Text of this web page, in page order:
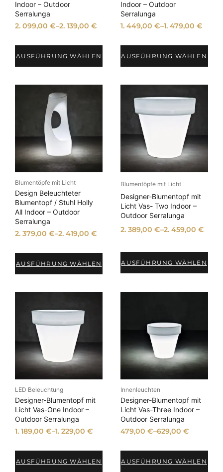
Indoor – Outdoor
Serralunga
2. 099,00€–2. 139,00€
AUSFÜHRUNG WÄHLEN
Indoor – Outdoor
Serralunga
1. 449,00 €–1. 479,00 €
AUSFÜHRUNG WÄHLEN
Blumentöpfe mit Licht
Design Beleuchteter
Blumentopf / Stuhl Holly
All Indoor – Outdoor
Serralunga
2. 379,00€–2. 419,00€
AUSFÜHRUNG WÄHLEN
Blumentöpfe mit Licht
Designer-Blumentopf mit
Licht Vas- Two Indoor –
Outdoor Serralunga
2. 389,00 €–2. 459,00 €
AUSFÜHRUNG WÄHLEN
LED Beleuchtung
Designer-Blumentopf mit
Licht Vas-One Indoor –
Outdoor Serralunga
1. 189,00€–1. 229,00€
AUSFÜHRUNG WÄHLEN
Innenleuchten
Designer-Blumentopf mit
Licht Vas-Three Indoor –
Outdoor Serralunga
479,00 €–629,00 €
AUSFÜHRUNG WÄHLEN